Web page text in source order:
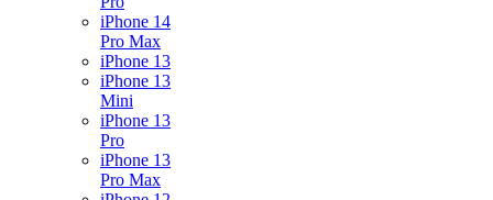
iPhone 14
Pro Max
iPhone 13
iPhone 13
Mini
iPhone 13
Pro
iPhone 13
Pro Max